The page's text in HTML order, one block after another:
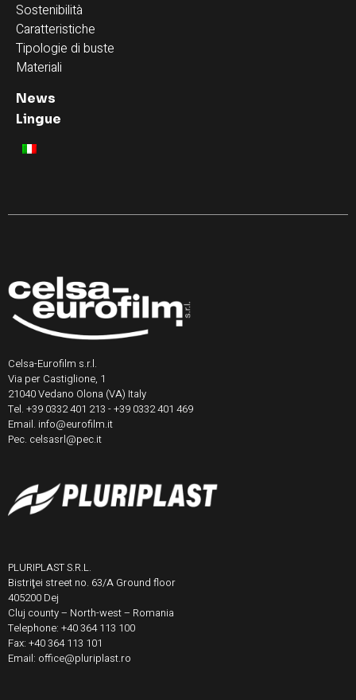
Sostenibilità
Caratteristiche
Tipologie di buste
Materiali
News
Lingue
Celsa-Eurofilm s.r.l.
Via per Castiglione, 1
21040 Vedano Olona (VA) Italy
Tel. +39 0332 401 213 - +39 0332 401 469
Email. info@eurofilm.it
Pec. celsasrl@pec.it
PLURIPLAST S.R.L.
Bistriţei street no. 63/A Ground floor
405200 Dej
Cluj county – North-west – Romania
Telephone: +40 364 113 100
Fax: +40 364 113 101
Email: office@pluriplast.ro